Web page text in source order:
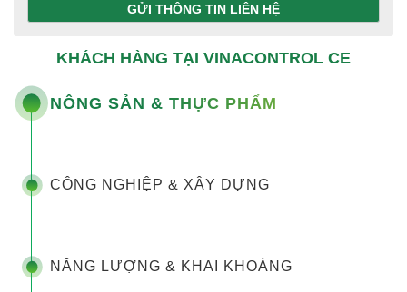
GỬI THÔNG TIN LIÊN HỆ
KHÁCH HÀNG TẠI VINACONTROL CE
NÔNG SẢN & THỰC PHẨM
CÔNG NGHIỆP & XÂY DỰNG
NĂNG LƯỢNG & KHAI KHOÁNG